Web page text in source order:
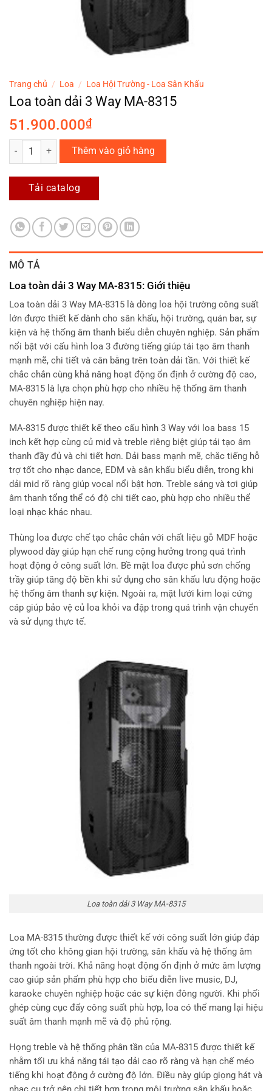
Trang chủ / Loa / Loa Hội Trường - Loa Sân Khấu
Loa toàn dải 3 Way MA-8315
51.900.000₫
Loa toàn dải 3 Way MA-8315 số lượng
Thêm vào giỏ hàng
Tải catalog
MÔ TẢ
Loa toàn dải 3 Way MA-8315: Giới thiệu
Loa toàn dải 3 Way MA-8315 là dòng loa hội trường công suất
lớn được thiết kế dành cho sân khấu, hội trường, quán bar, sự
kiện và hệ thống âm thanh biểu diễn chuyên nghiệp. Sản phẩm
nổi bật với cấu hình loa 3 đường tiếng giúp tái tạo âm thanh
mạnh mẽ, chi tiết và cân bằng trên toàn dải tần. Với thiết kế
chắc chắn cùng khả năng hoạt động ổn định ở cường độ cao,
MA-8315 là lựa chọn phù hợp cho nhiều hệ thống âm thanh
chuyên nghiệp hiện nay.
MA-8315 được thiết kế theo cấu hình 3 Way với loa bass 15
inch kết hợp cùng củ mid và treble riêng biệt giúp tái tạo âm
thanh đầy đủ và chi tiết hơn. Dải bass mạnh mẽ, chắc tiếng hỗ
trợ tốt cho nhạc dance, EDM và sân khấu biểu diễn, trong khi
dải mid rõ ràng giúp vocal nổi bật hơn. Treble sáng và tơi giúp
âm thanh tổng thể có độ chi tiết cao, phù hợp cho nhiều thể
loại nhạc khác nhau.
Thùng loa được chế tạo chắc chắn với chất liệu gỗ MDF hoặc
plywood dày giúp hạn chế rung cộng hưởng trong quá trình
hoạt động ở công suất lớn. Bề mặt loa được phủ sơn chống
trầy giúp tăng độ bền khi sử dụng cho sân khấu lưu động hoặc
hệ thống âm thanh sự kiện. Ngoài ra, mặt lưới kim loại cứng
cáp giúp bảo vệ củ loa khỏi va đập trong quá trình vận chuyển
và sử dụng thực tế.
Loa toàn dải 3 Way MA-8315
Loa MA-8315 thường được thiết kế với công suất lớn giúp đáp
ứng tốt cho không gian hội trường, sân khấu và hệ thống âm
thanh ngoài trời. Khả năng hoạt động ổn định ở mức âm lượng
cao giúp sản phẩm phù hợp cho biểu diễn live music, DJ,
karaoke chuyên nghiệp hoặc các sự kiện đông người. Khi phối
ghép cùng cục đẩy công suất phù hợp, loa có thể mang lại hiệu
suất âm thanh mạnh mẽ và độ phủ rộng.
Họng treble và hệ thống phân tần của MA-8315 được thiết kế
nhằm tối ưu khả năng tái tạo dải cao rõ ràng và hạn chế méo
tiếng khi hoạt động ở cường độ lớn. Điều này giúp giọng hát và